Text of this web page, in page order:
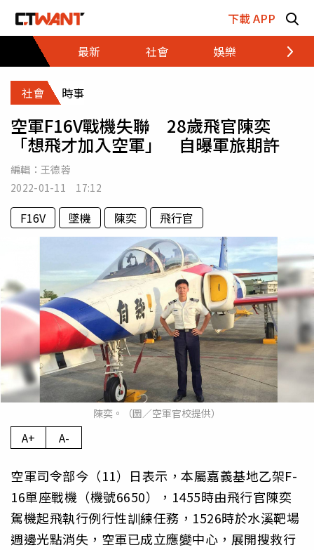
下載 APP
最新
社會 娛樂 財經
社會 時事
空軍F16V戰機失聯 28歲飛官陳奕
「想飛才加入空軍」 自曝軍旅期許
編輯： 王德蓉
2022-01-11 17:12
F16V 墜機 陳奕 飛行官
陳奕。（圖／空軍官校提供）
A+ A-
空軍司令部今（11）日表示，本屬嘉義基地乙架F-
16單座戰機（機號6650），1455時由飛行官陳奕
駕機起飛執行例行性訓練任務，1526時於水溪靶場
週邊光點消失，空軍已成立應變中心，展開搜救行